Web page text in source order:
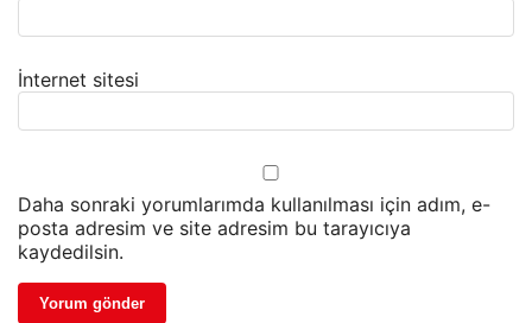
İnternet sitesi
Daha sonraki yorumlarımda kullanılması için adım, e-
posta adresim ve site adresim bu tarayıcıya
kaydedilsin.